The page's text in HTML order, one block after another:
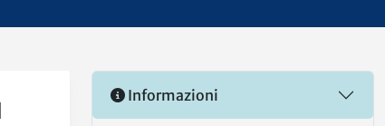
Informazioni